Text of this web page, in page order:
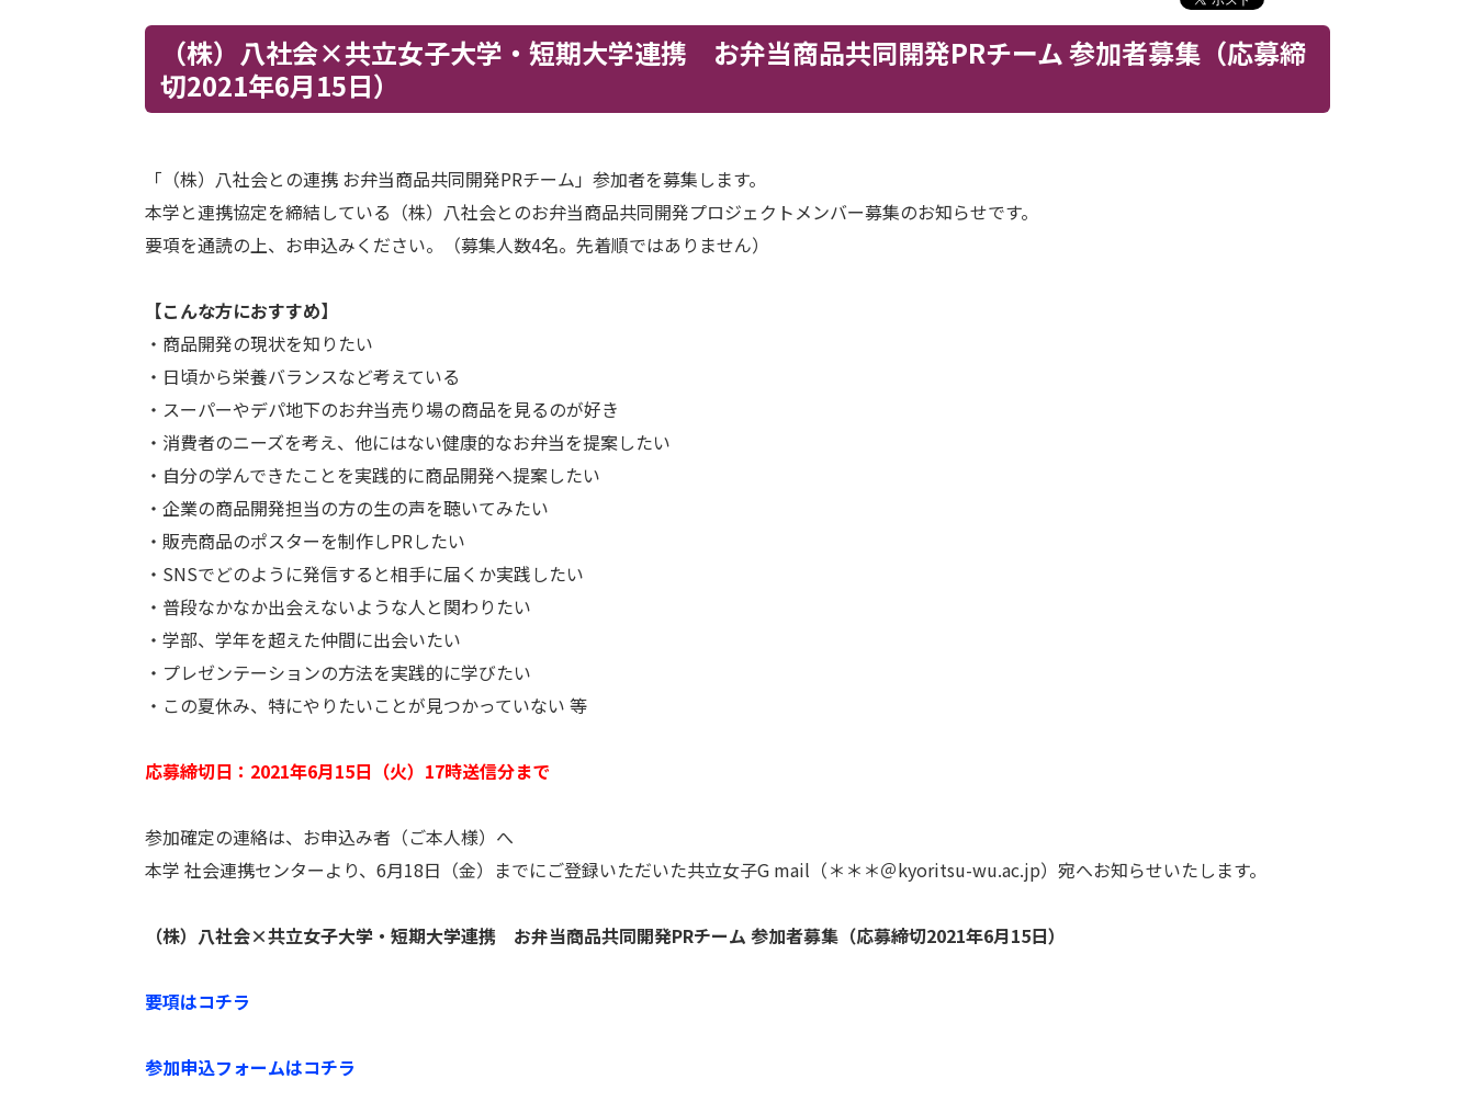
（株）八社会×共立女子大学・短期大学連携 お弁当商品共同開発PRチーム 参加者募集（応募締
切2021年6月15日）
「（株）八社会との連携 お弁当商品共同開発PRチーム」参加者を募集します。
本学と連携協定を締結している（株）八社会とのお弁当商品共同開発プロジェクトメンバー募集のお知らせです。
要項を通読の上、お申込みください。（募集人数4名。先着順ではありません）
【こんな方におすすめ】
・商品開発の現状を知りたい
・日頃から栄養バランスなど考えている
・スーパーやデパ地下のお弁当売り場の商品を見るのが好き
・消費者のニーズを考え、他にはない健康的なお弁当を提案したい
・自分の学んできたことを実践的に商品開発へ提案したい
・企業の商品開発担当の方の生の声を聴いてみたい
・販売商品のポスターを制作しPRしたい
・SNSでどのように発信すると相手に届くか実践したい
・普段なかなか出会えないような人と関わりたい
・学部、学年を超えた仲間に出会いたい
・プレゼンテーションの方法を実践的に学びたい
・この夏休み、特にやりたいことが見つかっていない 等
応募締切日：2021年6月15日（火）17時送信分まで
参加確定の連絡は、お申込み者（ご本人様）へ
本学 社会連携センターより、6月18日（金）までにご登録いただいた共立女子G mail（＊＊＊＠kyoritsu-wu.ac.jp）宛へお知らせいたします。
（株）八社会×共立女子大学・短期大学連携 お弁当商品共同開発PRチーム 参加者募集（応募締切2021年6月15日）
要項はコチラ
参加申込フォームはコチラ